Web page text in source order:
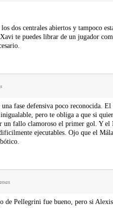
dos centrales abiertos y tampoco
te puedes librar de un jugador
fase defensiva poco reconocida.
pero te obliga a que si
un fallo clamoroso el primer gol. Y el
ejecutables. Ojo que el
de Pellegrini fue bueno, pero si